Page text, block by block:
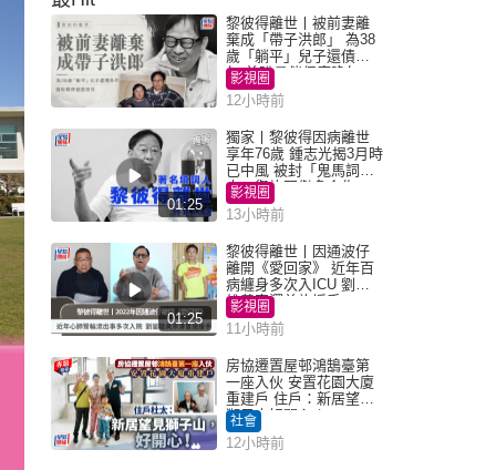
黎彼得離世丨被前妻離
棄成「帶子洪郎」 為38
歲「躺平」兒子還債多
年 曾盼尋伴侶度晚年
影視圈
12小時前
01:25
獨家丨黎彼得因病離世
享年76歲 鍾志光揭3月時
已中風 被封「鬼馬詞
人」與許冠傑多合作
影視圈
13小時前
01:25
黎彼得離世丨因通波仔
離開《愛回家》 近年百
病纏身多次入ICU 劉鑾
雄黃宗澤曾施援手
影視圈
11小時前
房協遷置屋邨鴻鵠臺第
一座入伙 安置花園大廈
重建戶 住戶：新居望見
獅子山好開心！
社會
12小時前